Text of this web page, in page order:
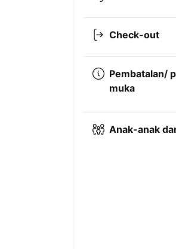
Check-out
Pembatalan/
muka
Anak-anak